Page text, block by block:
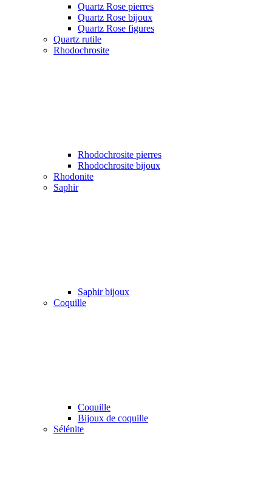
Quartz Rose pierres
Quartz Rose bijoux
Quartz Rose figures
Quartz rutile
Rhodochrosite
Rhodochrosite pierres
Rhodochrosite bijoux
Rhodonite
Saphir
Saphir bijoux
Coquille
Coquille
Bijoux de coquille
Sélénite